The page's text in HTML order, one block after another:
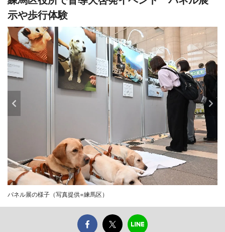
示や歩行体験
パネル展の様子（写真提供=練馬区）